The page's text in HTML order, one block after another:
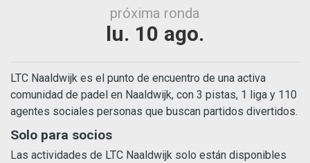
próxima ronda
lu. 10 ago.
LTC Naaldwijk es el punto de encuentro de una activa
comunidad de padel en Naaldwijk, con 3 pistas, 1 liga y 110
agentes sociales personas que buscan partidos divertidos.
Solo para socios
Las actividades de LTC Naaldwijk solo están disponibles